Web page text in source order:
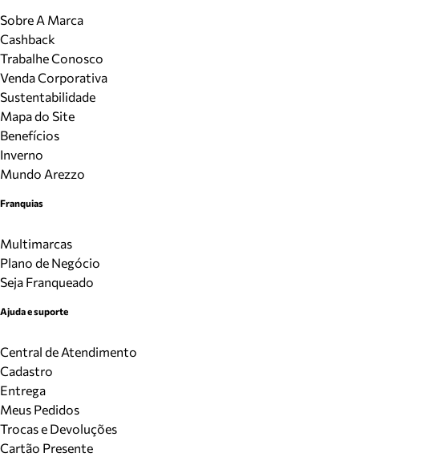
Sobre A Marca
Cashback
Trabalhe Conosco
Venda Corporativa
Sustentabilidade
Mapa do Site
Benefícios
Inverno
Mundo Arezzo
Franquias
Multimarcas
Plano de Negócio
Seja Franqueado
Ajuda e suporte
Central de Atendimento
Cadastro
Entrega
Meus Pedidos
Trocas e Devoluções
Cartão Presente